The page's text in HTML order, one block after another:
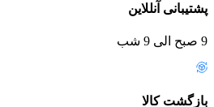
پشتیبانی آنللاین
9 صبح الی 9 شب
بازگشت کالا